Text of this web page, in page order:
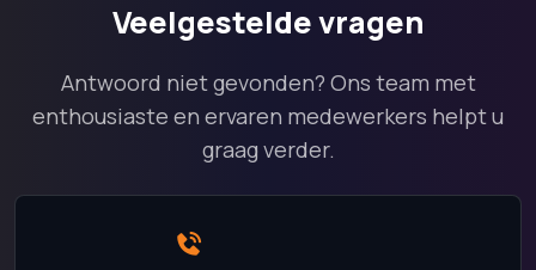
Veelgestelde vragen
Antwoord niet gevonden? Ons team met
enthousiaste en ervaren medewerkers helpt u
graag verder.